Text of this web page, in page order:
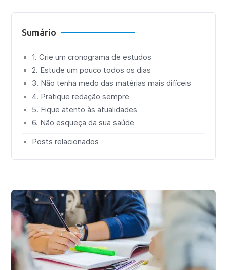
Sumário
1. Crie um cronograma de estudos
2. Estude um pouco todos os dias
3. Não tenha medo das matérias mais difíceis
4. Pratique redação sempre
5. Fique atento às atualidades
6. Não esqueça da sua saúde
Posts relacionados